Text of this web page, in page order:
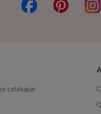
catalogue